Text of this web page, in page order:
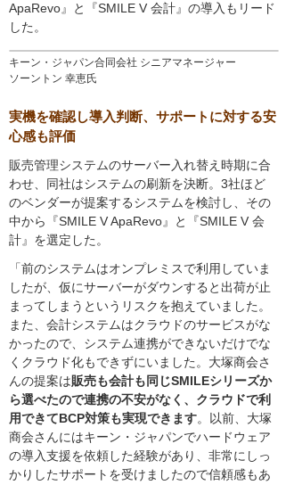
キーン・ジャパン合同会社 シニアマネージャー
ソーントン 幸恵氏
ApaRevo』と『SMILE V 会計』の導入もリード
した。
実機を確認し導入判断、サポートに対する安
心感も評価
販売管理システムのサーバー入れ替え時期に合
わせ、同社はシステムの刷新を決断。3社ほど
のベンダーが提案するシステムを検討し、その
中から『SMILE V ApaRevo』と『SMILE V 会
計』を選定した。
「前のシステムはオンプレミスで利用していま
したが、仮にサーバーがダウンすると出荷が止
まってしまうというリスクを抱えていました。
また、会計システムはクラウドのサービスがな
かったので、システム連携ができないだけでな
くクラウド化もできずにいました。大塚商会さ
んの提案は販売も会計も同じSMILEシリーズか
ら選べたので連携の不安がなく、クラウドで利
用できてBCP対策も実現できます。以前、大塚
商会さんにはキーン・ジャパンでハードウェア
の導入支援を依頼した経験があり、非常にしっ
かりしたサポートを受けましたので信頼感もあ